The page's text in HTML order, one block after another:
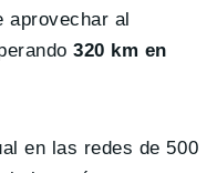
aprovechar al
320 km en
en las redes de 500